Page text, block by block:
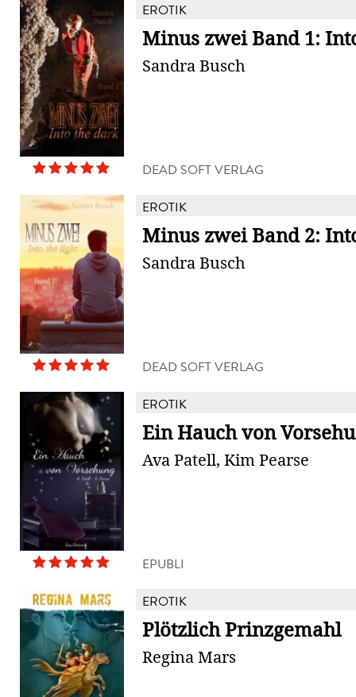
EROTIK
Minus zwei Band 1:
Sandra Busch
DEAD SOFT VERLAG
EROTIK
Minus zwei Band 2:
Sandra Busch
DEAD SOFT VERLAG
EROTIK
Ein Hauch von
Ava Patell, Kim Pearse
EPUBLI
EROTIK
Plötzlich Prinzgemahl
Regina Mars